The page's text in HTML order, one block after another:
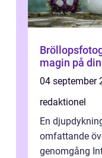
magin på
04 september
redaktionel
En
omfattande
genomgång